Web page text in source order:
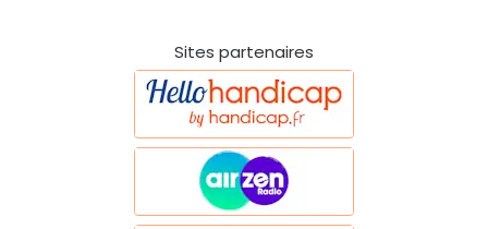
Sites partenaires